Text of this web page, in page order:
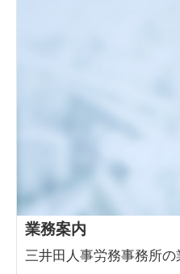
業務案内
三井田人事労務事務所の